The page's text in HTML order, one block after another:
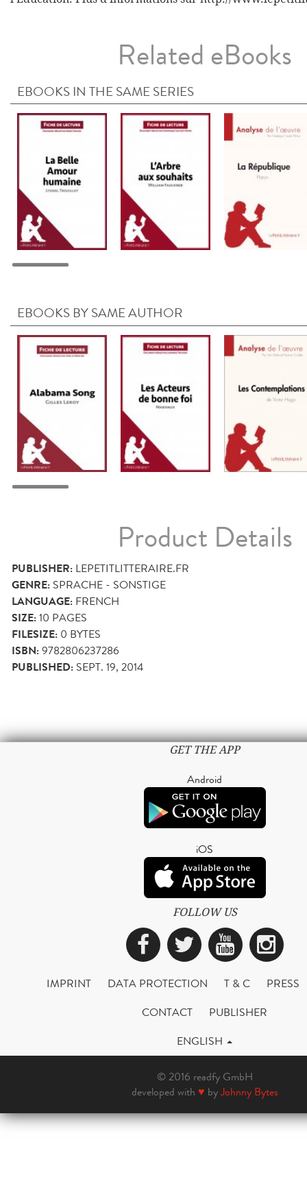
Related eBooks
EBOOKS IN THE SAME SERIES
EBOOKS BY SAME AUTHOR
Product Details
PUBLISHER: LEPETITLITTERAIRE.FR
GENRE: SPRACHE - SONSTIGE
LANGUAGE: FRENCH
SIZE:10 PAGES
FILESIZE: 0 BYTES
ISBN:9782806237286
PUBLISHED: SEPT. 19, 2014
GET THE APP
Android
iOS
FOLLOW US
Facebook
Twitter
IMPRINT DATA PROTECTION T & C
PRESS
CONTACT
PUBLISHER
ENGLISH
© 2016 readfy GmbH
developed with ♥ byJohnny Bytes